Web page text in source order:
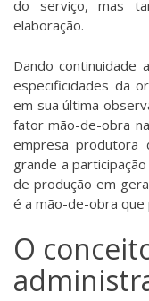
do serviço, mas
elaboração.
Dando
especificidades da
em sua última
fator mão-de-obra
empresa produtora
grande a
de produção em
é a mão-de-obra que
O